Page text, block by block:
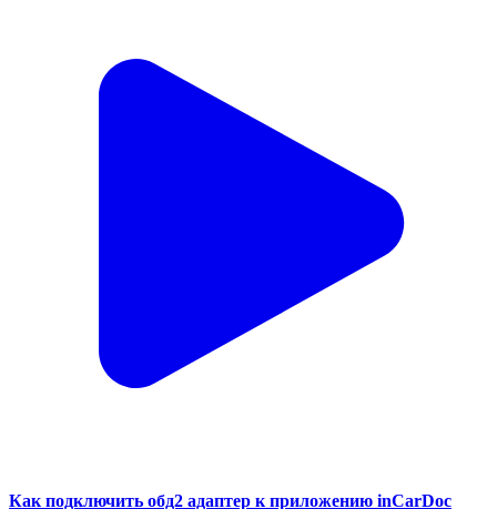
Как подключить обд2 адаптер к приложению inCarDoc